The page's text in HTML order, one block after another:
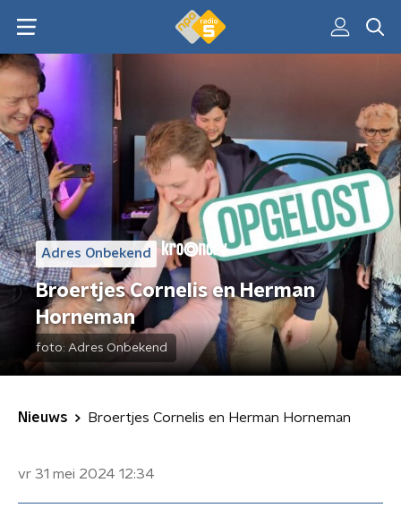
Adres Onbekend
Broertjes Cornelis en Herman
Horneman
foto: Adres Onbekend
Nieuws Broertjes Cornelis en Herman Horneman
vr 31 mei 2024 12:34